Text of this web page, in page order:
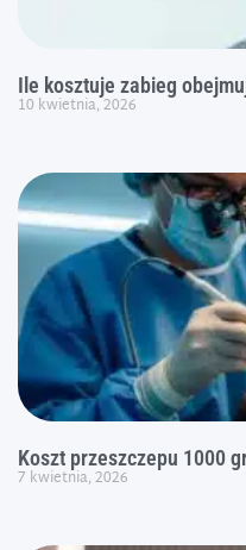
Ile kosztuje zabieg
10 kwietnia, 2026
Koszt przeszczepu 1000
7 kwietnia, 2026